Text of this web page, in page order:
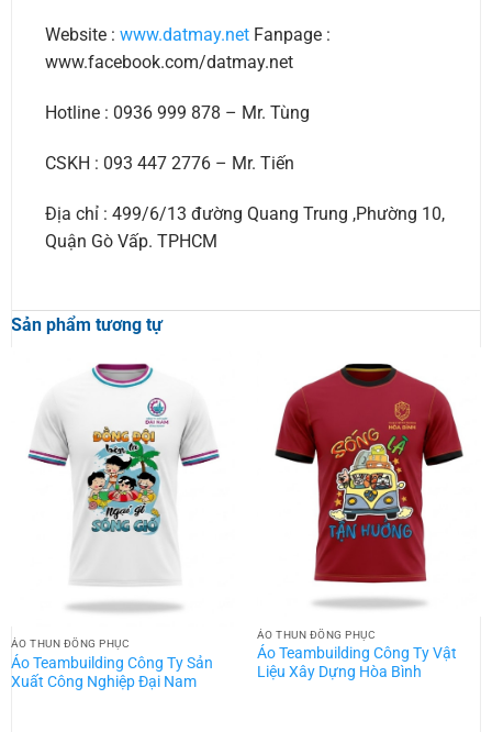
Website : www.datmay.netFanpage :
www.facebook.com/datmay.net
Hotline : 0936 999 878 – Mr. Tùng
CSKH : 093 447 2776 – Mr. Tiến
Địa chỉ : 499/6/13 đường Quang Trung ,Phường 10,
Quận Gò Vấp. TPHCM
Sản phẩm tương tự
ÁO THUN ĐỒNG PHỤC
Áo Teambuilding Công Ty Sản
Xuất Công Nghiệp Đại Nam
ÁO THUN ĐỒNG PHỤC
Áo Teambuilding Công Ty Vật
Liệu Xây Dựng Hòa Bình